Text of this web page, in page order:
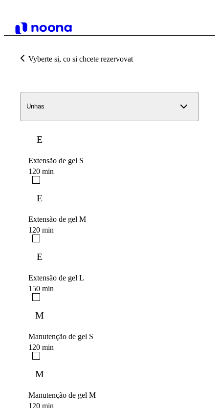
Vyberte si, co si chcete rezervovat
Unhas
E
Extensão de gel S
120 min
E
Extensão de gel M
120 min
E
Extensão de gel L
150 min
M
Manutenção de gel S
120 min
M
Manutenção de gel M
120 min